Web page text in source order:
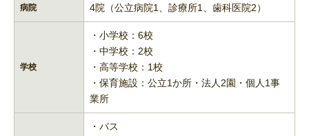
病院 4院（公立病院1、診療所1、歯科医院2）
学校
・小学校：6校
・中学校：2校
・高等学校：1校
・保育施設：公立1か所・法人2園・個人1事
業所
・バス